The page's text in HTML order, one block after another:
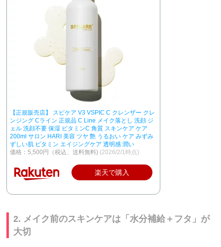
【正規販売店】 スピケア V3 VSPIC C クレンザー クレ
ンジング Cライン 正規品 C Line メイク落とし 洗顔 ジ
ェル 洗顔不要 保湿 ビタミンC 角質 スキンケア ケア
200ml サロン HARI 美容 ツヤ 艶 うるおい ケア みずみ
ずしい肌 ビタミン エイジングケア 透明感 潤い
価格：5,500円（税込、送料無料) (2026/2/1時点)
楽天で購入
2. メイク前のスキンケアは「水分補給＋フタ」が
大切